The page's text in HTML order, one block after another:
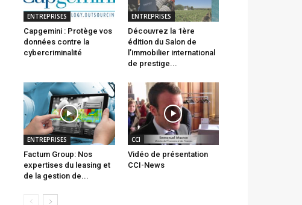
ENTREPRISES
Capgemini : Protège vos
données contre la
cybercriminalité
ENTREPRISES
Découvrez la 1ère
édition du Salon de
l’immobilier international
de prestige...
ENTREPRISES
Factum Group: Nos
expertises du leasing et
de la gestion de...
CCI
Vidéo de présentation
CCI-News